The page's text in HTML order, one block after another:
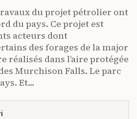
du projet pétrolier ont
du pays. Ce projet est
acteurs dont
des forages de la major
réalisés dans l’aire protégée
Murchison Falls. Le parc
Et…